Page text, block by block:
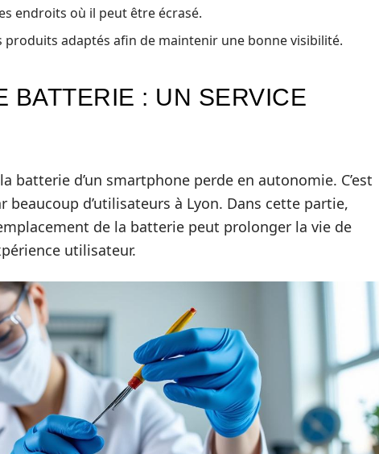
endroits où il peut être écrasé.
produits adaptés afin de maintenir une bonne visibilité.
BATTERIE : UN SERVICE
batterie d’un smartphone perde en autonomie. C’est
d’utilisateurs à Lyon. Dans cette partie,
de la batterie peut prolonger la vie de
utilisateur.